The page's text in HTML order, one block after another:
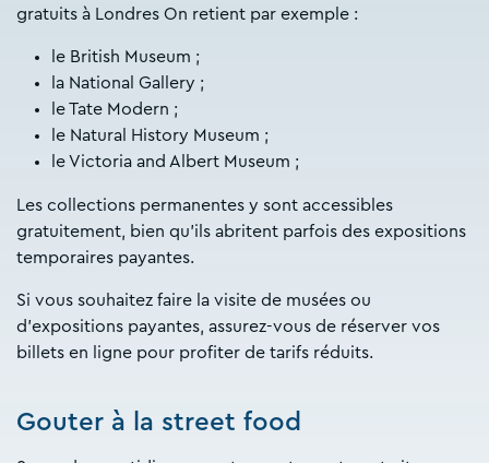
gratuits à Londres On retient par exemple :
le British Museum ;
la National Gallery ;
le Tate Modern ;
le Natural History Museum ;
le Victoria and Albert Museum ;
Les collections permanentes y sont accessibles
gratuitement, bien qu’ils abritent parfois des expositions
temporaires payantes.
Si vous souhaitez faire la visite de musées ou
d’expositions payantes, assurez-vous de réserver vos
billets en ligne pour profiter de tarifs réduits.
Gouter à la street food